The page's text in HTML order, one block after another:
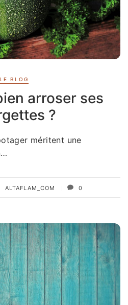
LE BLOG
arroser ses
?
méritent une
ALTAFLAM_COM 0